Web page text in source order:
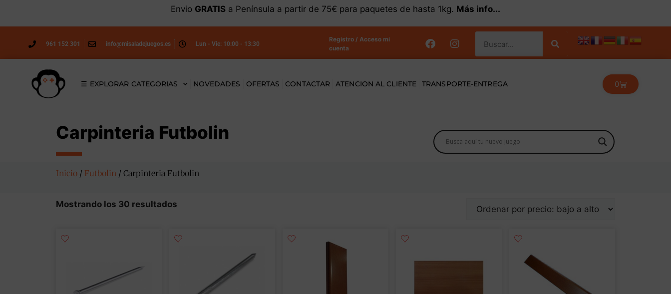
Envio GRATIS a Península a partir de 75€ para paquetes de hasta 1kg. Más info...
961 152 301 info@misaladejuegos.es Lun - Vie: 10:00 - 13:30
Registro / Acceso mi
cuenta
☰ EXPLORAR CATEGORIAS NOVEDADES OFERTAS CONTACTAR ATENCION AL CLIENTE TRANSPORTE-ENTREGA 0
Carpinteria Futbolin
Inicio / Futbolin / Carpinteria Futbolin
Mostrando los 30 resultados